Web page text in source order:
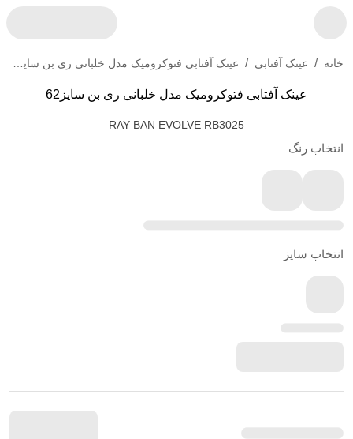
خانه / عینک آفتابی /
عینک آفتابی فتوکرومیک مدل خلبانی ری بن سایز62
RAY BAN EVOLVE RB3025
انتخاب رنگ
انتخاب سایز